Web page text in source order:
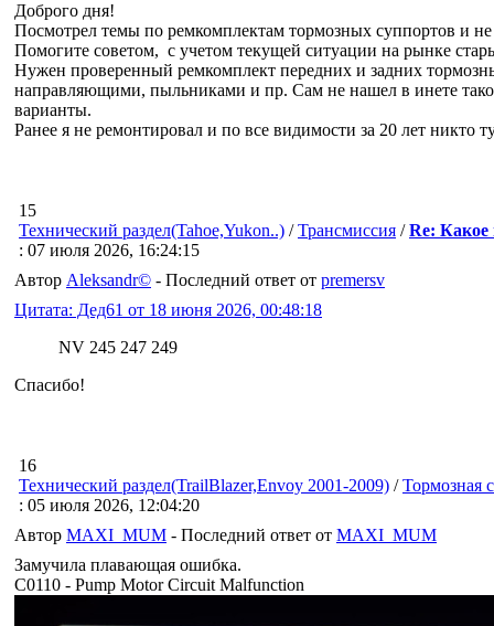
Доброго дня!
Посмотрел темы по ремкомплектам тормозных суппортов и не
Помогите советом, с учетом текущей ситуации на рынке
Нужен проверенный ремкомплект передних и задних
направляющими, пыльниками и пр. Сам не нашел в инете
варианты.
Ранее я не ремонтировал и по все видимости за 20 лет никто
15
Технический раздел(Tahoe,Yukon..) /Трансмиссия /Re: Какое
: 07 июля 2026, 16:24:15
Автор Aleksandr© - Последний ответ от premersv
Цитата: Дед61 от 18 июня 2026, 00:48:18
NV 245 247 249
Спасибо!
16
Технический раздел(TrailBlazer,Envoy 2001-2009) /Тормозная
: 05 июля 2026, 12:04:20
Автор MAXI_MUM - Последний ответ от MAXI_MUM
Замучила плавающая ошибка.
С0110 - Pump Motor Circuit Malfunction